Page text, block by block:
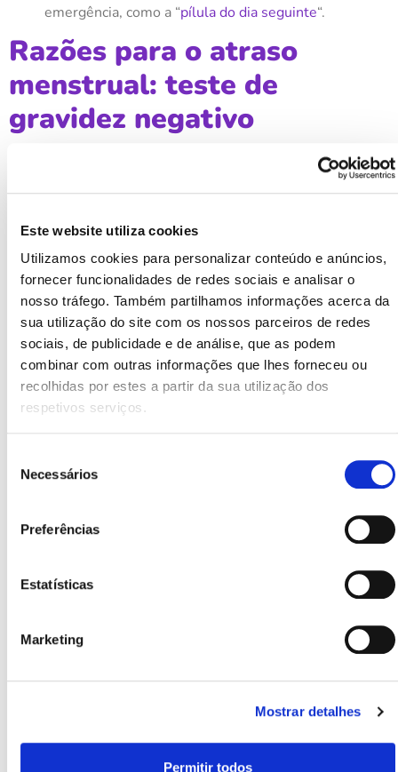
Este website utiliza cookies
Utilizamos cookies para personalizar conteúdo e anúncios,
fornecer funcionalidades de redes sociais e analisar o
nosso tráfego. Também partilhamos informações acerca da
sua utilização do site com os nossos parceiros de redes
sociais, de publicidade e de análise, que as podem
combinar com outras informações que lhes forneceu ou
recolhidas por estes a partir da sua utilização dos
respetivos serviços.
Necessários
Preferências
Estatísticas
Marketing
Mostrar detalhes
Permitir todos
emergência, como a “pílula do dia seguinte“.
Razões para o atraso
menstrual: teste de
gravidez negativo
manter uma dieta saudável é muito importante
para manter e equilibrar o nosso ciclo menstrual. Para
além de manter um peso saudável. A falta de certos
alimentos na nossa dieta pode afetar diretamente o
nosso ciclo menstrual.
Exercício excessivo:Fazer exercício é bom, saudável
e também nos ajuda a regular os níveis de stress,
mas tudo em excesso é negativo. Demasiado
exercício também pode influenciar negativamente as
Mudanças drásticas e
muito rápidas de peso são uma das causas mais
comuns de atraso na menstruação, pois geram uma
ovários começam a produzir estrona e o seu excesso
de produção pode reduzir a ovulação, resultando na
ausência ou atraso do ciclo menstrual.
menstruação pode aparecer 40 dias após o parto. Se